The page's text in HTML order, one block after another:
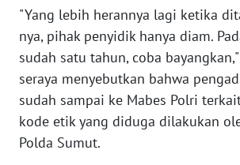
"Yang lebih herannya lagi ketika
nya, pihak penyidik hanya diam.
sudah satu tahun, coba
seraya menyebutkan bahwa
sudah sampai ke Mabes Polri
kode etik yang diduga dilakukan
Polda Sumut.
WN
SUMSEL
WN
BENGKULU